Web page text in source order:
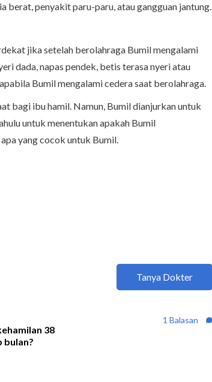
berat, penyakit paru-paru, atau gangguan jantung.
jika setelah berolahraga Bumil mengalami
dada, napas pendek, betis terasa nyeri atau
Bumil mengalami cedera saat berolahraga.
bagi ibu hamil. Namun, Bumil dianjurkan untuk
untuk menentukan apakah Bumil
apa yang cocok untuk Bumil.